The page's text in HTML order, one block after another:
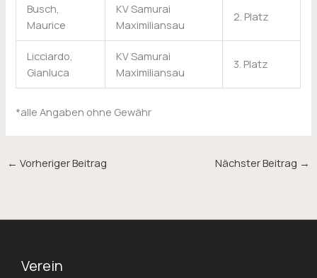
Busch,
Maurice
KV Samurai
Maximiliansau
2. Platz
Licciardo,
Gianluca
KV Samurai
Maximiliansau
3. Platz
*alle Angaben ohne Gewähr
← Vorheriger Beitrag Nächster Beitrag →
Verein